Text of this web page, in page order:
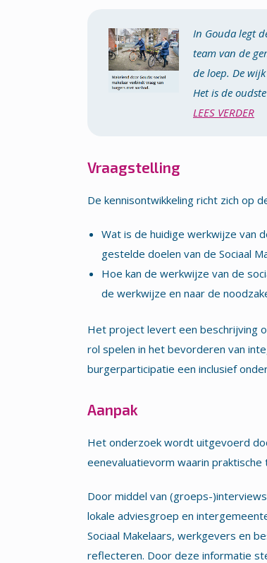
In Gouda legt
team van de
de loep. De
Het is de
LEES VERDER
Vraagstelling
De kennisontwikkeling richt zich op
Wat is de huidige werkwijze van
gestelde doelen van de Sociaal
Hoe kan de werkwijze van de
de werkwijze en naar de
Het project levert een beschrijving
rol spelen in het bevorderen van
burgerparticipatie een inclusief
Aanpak
Het onderzoek wordt uitgevoerd
eenevaluatievorm waarin
Door middel van (groeps-
lokale adviesgroep en
Sociaal Makelaars, werkgevers en
reflecteren. Door deze informatie